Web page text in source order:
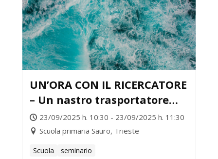
UN’ORA CON IL RICERCATORE
– Un nastro trasportatore
nell’oceano? Come funziona
e perché è importante
23/09/2025 h. 10:30 - 23/09/2025 h. 11:30
Scuola primaria Sauro, Trieste
Scuola seminario